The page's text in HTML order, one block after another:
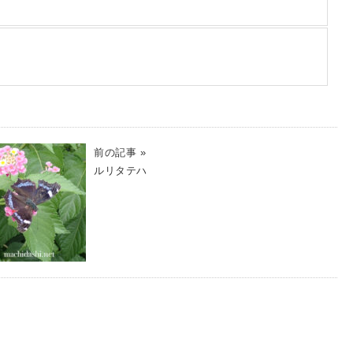
前の記事 »
ルリタテハ